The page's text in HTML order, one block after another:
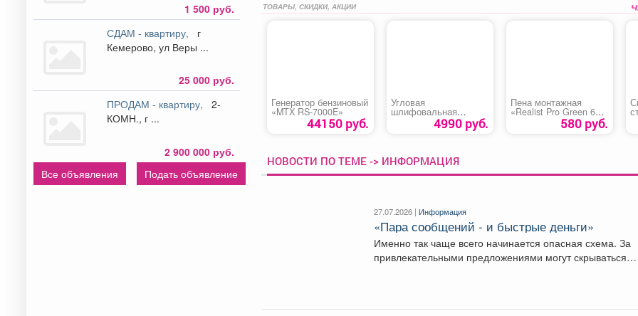
1 500 руб.
СДАМ - квартиру,
г
Кемерово, ул Веры ...
25 000 руб.
ПРОДАМ - квартиру,
2-
КОМН., г ...
2 900 000 руб.
Все объявления
Подать объявление
ТОВАРЫ, СКИДКИ, АКЦИИ
Генератор бензиновый
«MTX RS-7000E»
44150 руб.
Угловая
шлифовальная
машина «Hanskonner
HAG1012»4990 руб.
Пена монтажная
«Realist Pro Green 65»
580 руб.
НОВОСТИ ПО ТЕМЕ -> ИНФОРМАЦИЯ
27.07.2026 | Информация
«Пара сообщений - и быстрые деньги»
Именно так чаще всего начинается опасная схема. За
привлекательными предложениями могут скрываться